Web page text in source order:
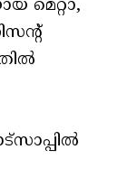
മെറ്റാ,